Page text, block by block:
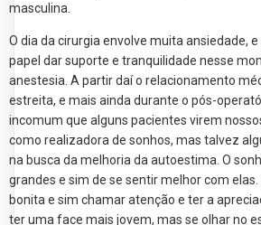
masculina.
O dia da cirurgia envolve muita ansiedade,
papel dar suporte e tranquilidade nesse
anestesia. A partir daí o relacionamento
estreita, e mais ainda durante o pós-
incomum que alguns pacientes virem
como realizadora de sonhos, mas talvez
na busca da melhoria da autoestima. O
grandes e sim de se sentir melhor com
bonita e sim chamar atenção e ter a
ter uma face mais jovem, mas se olhar no